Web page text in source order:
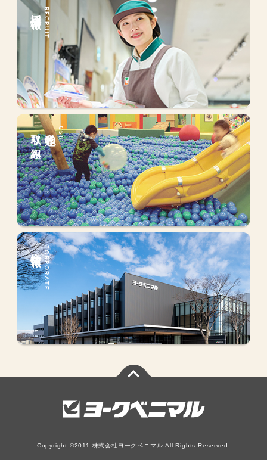
RECRUIT
採用情報
CSR
私達の
取り組み
CORPORATE
会社情報
Copyright ©2011 株式会社ヨークベニマル All Rights Reserved.